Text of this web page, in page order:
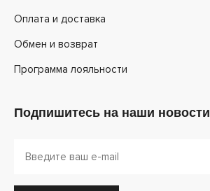
Оплата и доставка
Обмен и возврат
Программа лояльности
Подпишитесь на наши новости